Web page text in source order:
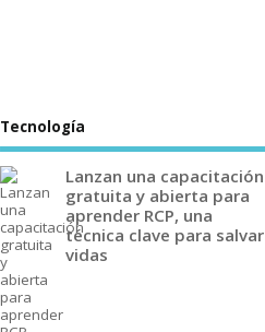
Tecnología
Lanzan una capacitación
gratuita y abierta para
aprender RCP, una
técnica clave para salvar
vidas